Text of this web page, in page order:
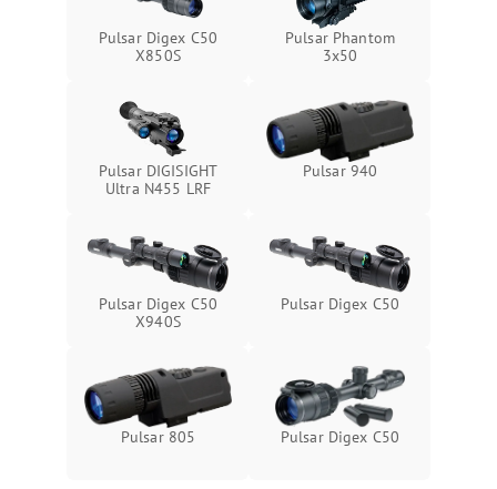
Pulsar Digex C50
X850S
Pulsar Phantom
3x50
Pulsar DIGISIGHT
Ultra N455 LRF
Pulsar 940
Pulsar Digex C50
X940S
Pulsar Digex C50
Pulsar 805 Pulsar Digex C50